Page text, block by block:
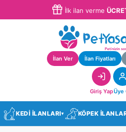
İlk ilan verme
İlan Ver İlan Fiyatları
Giriş YapÜye
KEDİ İLANLARI▾ KÖPEK